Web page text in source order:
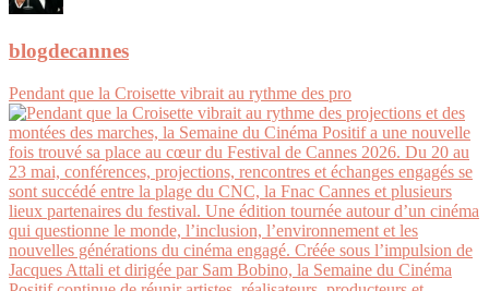
blogdecannes
Pendant que la Croisette vibrait au rythme des pro